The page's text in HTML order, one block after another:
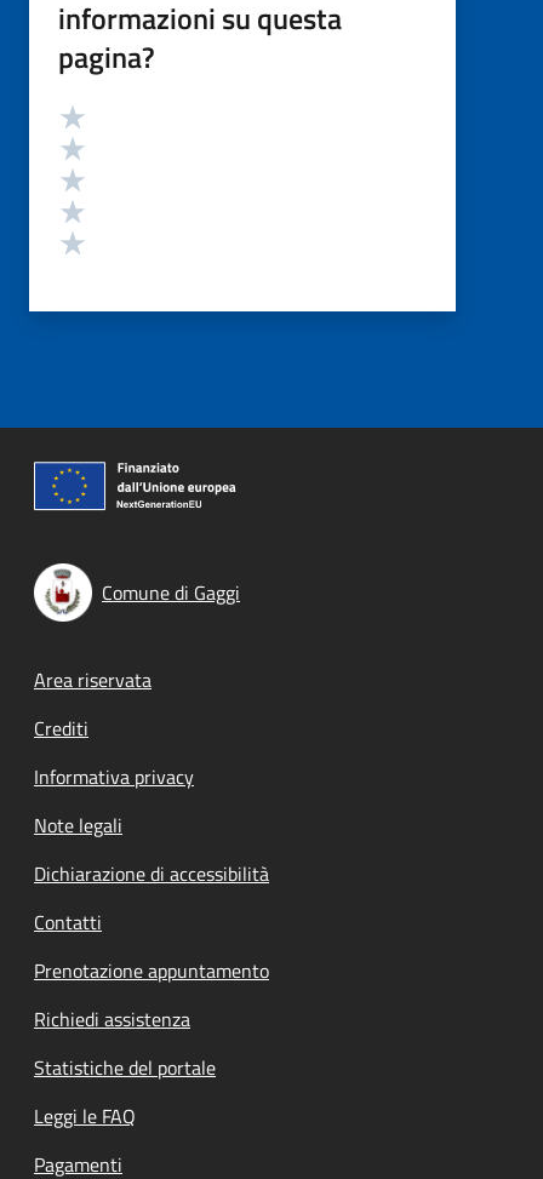
informazioni su questa
pagina?
Valutazione
Comune di Gaggi
Footer menu
Area riservata
Crediti
Informativa privacy
Note legali
Dichiarazione di accessibilità
Contatti
Prenotazione appuntamento
Richiedi assistenza
Statistiche del portale
Leggi le FAQ
Pagamenti